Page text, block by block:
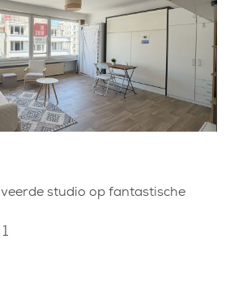
studio op fantastische
1